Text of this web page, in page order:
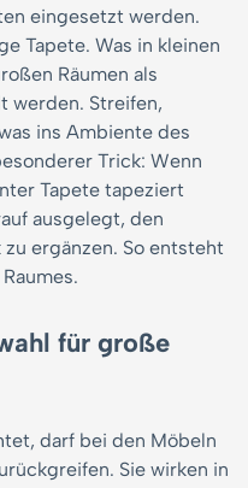
eingesetzt werden.
Tapete. Was in kleinen
Räumen als
werden. Streifen,
ins Ambiente des
Trick: Wenn
Tapete tapeziert
ausgelegt, den
ergänzen. So entsteht
für große
darf bei den Möbeln
Sie wirken in